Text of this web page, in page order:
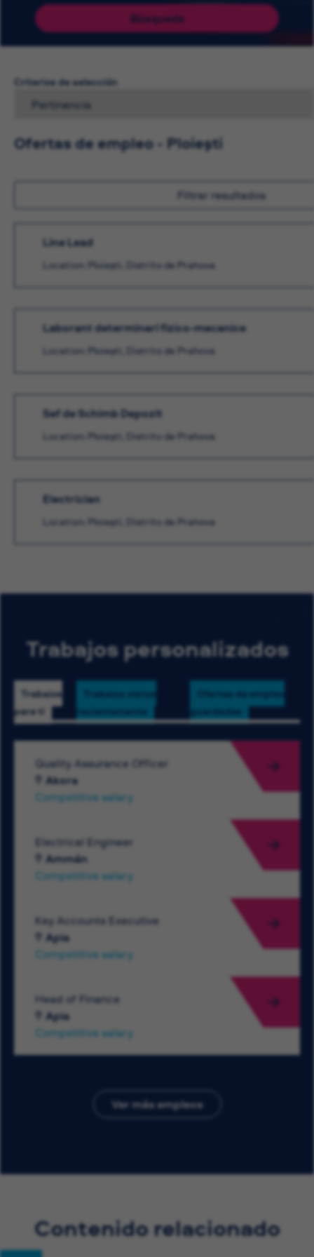
Búsqueda
Criterios de selección
Ofertas de empleo - Ploieşti
Filtrar resultados
Line Lead
Location: Ploieşti, Distrito de Prahova
Laborant determinari fizico-mecanice
Location: Ploieşti, Distrito de Prahova
Sef de Schimb Depozit
Location: Ploieşti, Distrito de Prahova
Electrician
Location: Ploieşti, Distrito de Prahova
Trabajos personalizados
Trabajos
para ti
Trabajos vistos
recientemente
Ofertas de empleo
guardadas
Quality Assurance Officer
Akora
Competitive salary
Electrical Engineer
Ammán
Competitive salary
Key Accounts Executive
Apia
Competitive salary
Head of Finance
Apia
Competitive salary
Ver más empleos
Contenido relacionado